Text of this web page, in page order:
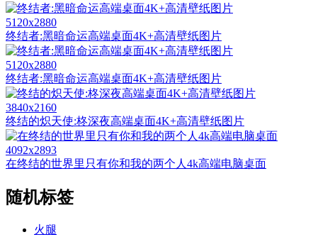
5120x2880
终结者:黑暗命运高端桌面4K+高清壁纸图片
5120x2880
终结者:黑暗命运高端桌面4K+高清壁纸图片
3840x2160
终结的炽天使:柊深夜高端桌面4K+高清壁纸图片
4092x2893
在终结的世界里只有你和我的两个人4k高端电脑桌面
随机标签
火腿